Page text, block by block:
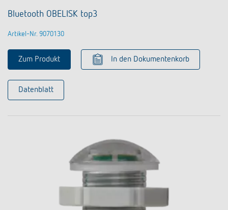
Bluetooth OBELISK top3
Artikel-Nr. 9070130
Zum Produkt In den Dokumentenkorb
Datenblatt